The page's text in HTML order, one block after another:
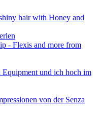
hair with Honey and
- Flexis and more from
Equipment und ich hoch im
von der Senza